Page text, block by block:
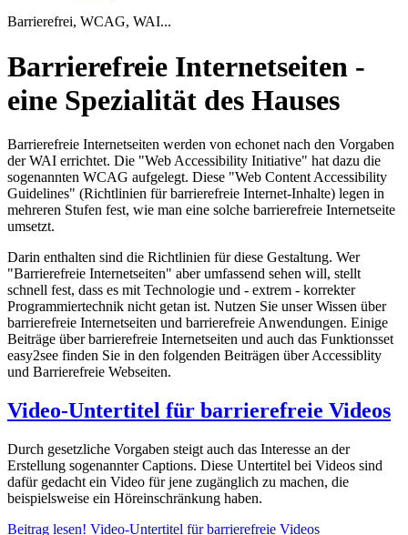
Barrierefrei, WCAG, WAI...
Barrierefreie Internetseiten -
eine Spezialität des Hauses
Barrierefreie Internetseiten werden von echonet nach den Vorgaben
der WAI errichtet. Die "Web Accessibility Initiative" hat dazu die
sogenannten WCAG aufgelegt. Diese "Web Content Accessibility
Guidelines" (Richtlinien für barrierefreie Internet-Inhalte) legen in
mehreren Stufen fest, wie man eine solche barrierefreie Internetseite
umsetzt.
Darin enthalten sind die Richtlinien für diese Gestaltung. Wer
"Barrierefreie Internetseiten" aber umfassend sehen will, stellt
schnell fest, dass es mit Technologie und - extrem - korrekter
Programmiertechnik nicht getan ist. Nutzen Sie unser Wissen über
barrierefreie Internetseiten und barrierefreie Anwendungen. Einige
Beiträge über barrierefreie Internetseiten und auch das Funktionsset
easy2see finden Sie in den folgenden Beiträgen über Accessiblity
und Barrierefreie Webseiten.
Video-Untertitel für barrierefreie Videos
Durch gesetzliche Vorgaben steigt auch das Interesse an der
Erstellung sogenannter Captions. Diese Untertitel bei Videos sind
dafür gedacht ein Video für jene zugänglich zu machen, die
beispielsweise ein Höreinschränkung haben.
Beitrag lesen! Video-Untertitel für barrierefreie Videos